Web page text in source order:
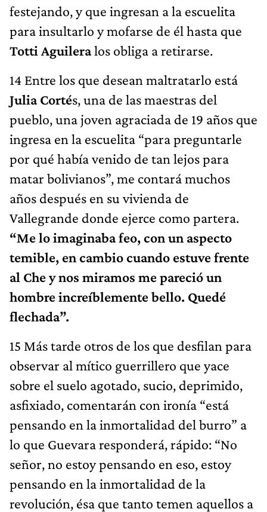
festejando, y que ingresan a la escuelita
para insultarlo y mofarse de él hasta que
Totti Aguileralos obliga a retirarse.
14 Entre los que desean maltratarlo está
Julia Cortés, una de las maestras del
pueblo, una joven agraciada de 19 años que
ingresa en la escuelita “para preguntarle
por qué había venido de tan lejos para
matar bolivianos”, me contará muchos
años después en su vivienda de
Vallegrande donde ejerce como partera.
“Me lo imaginaba feo, con un aspecto
temible, en cambio cuando estuve frente
al Che y nos miramos me pareció un
hombre increíblemente bello. Quedé
flechada”.
15 Más tarde otros de los que desfilan para
observar al mítico guerrillero que yace
sobre el suelo agotado, sucio, deprimido,
asfixiado, comentarán con ironía “está
pensando en la inmortalidad del burro” a
lo que Guevara responderá, rápido: “No
señor, no estoy pensando en eso, estoy
pensando en la inmortalidad de la
revolución, ésa que tanto temen aquellos a